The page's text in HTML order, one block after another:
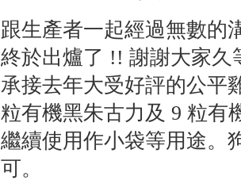
跟生產者一起經過無數的
終於出爐了 !! 謝謝大家久
承接去年大受好評的公平
粒有機黑朱古力及 9 粒有
繼續使用作小袋等用途。
可。